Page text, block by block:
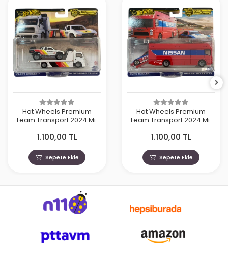
Hot Wheels Premium
Team Transport 2024 Mix
1.100,00 TL
Sepete Ekle
Hot Wheels Premium
Team Transport 2024 Mix
1.100,00 TL
Sepete Ekle